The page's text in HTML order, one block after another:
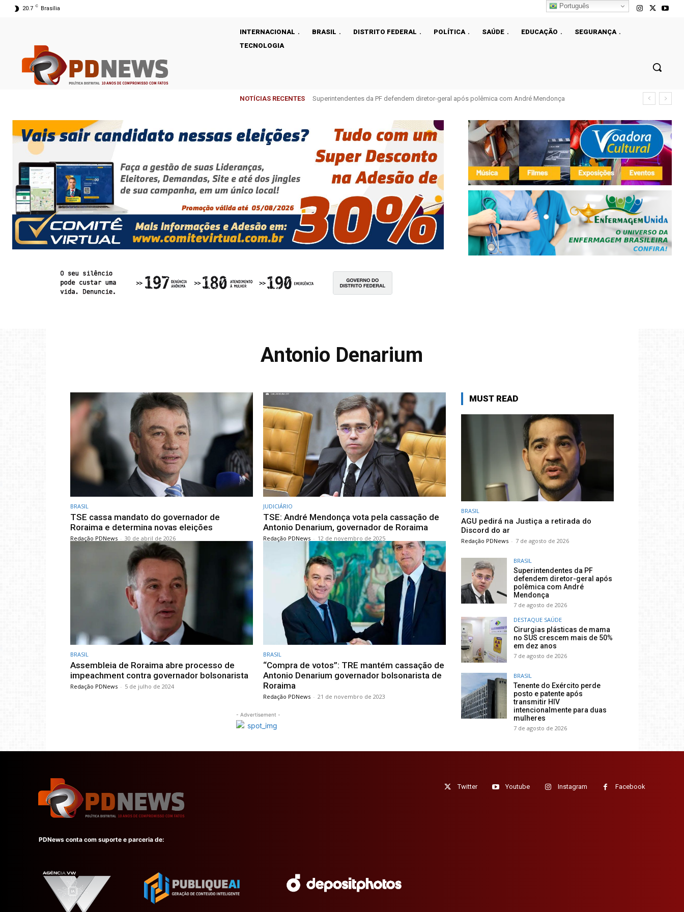
20.7 C Brasília
INTERNACIONAL BRASIL DISTRITO FEDERAL POLÍTICA SAÚDE EDUCAÇÃO
SEGURANÇA
TECNOLOGIA
NOTÍCIAS RECENTES Superintendentes da PF defendem diretor-geral após polêmica com André Mendonça
Antonio Denarium
BRASIL
TSE cassa mandato do governador de
Roraima e determina novas eleições
Redação PDNews - 30 de abril de 2026
JUDICIÁRIO
TSE: André Mendonça vota pela cassação de
Antonio Denarium, governador de Roraima
Redação PDNews - 12 de novembro de 2025
BRASIL
Assembleia de Roraima abre processo de
impeachment contra governador bolsonarista
Redação PDNews - 5 de julho de 2024
BRASIL
“Compra de votos”: TRE mantém cassação de
Antonio Denarium governador bolsonarista de
Roraima
Redação PDNews - 21 de novembro de 2023
- Advertisement -
MUST READ
BRASIL
AGU pedirá na Justiça a retirada do
Discord do ar
Redação PDNews - 7 de agosto de 2026
BRASIL
Superintendentes da PF
defendem diretor-geral após
polêmica com André
Mendonça
7 de agosto de 2026
DESTAQUE SAÚDE
Cirurgias plásticas de mama
no SUS crescem mais de 50%
em dez anos
7 de agosto de 2026
BRASIL
Tenente do Exército perde
posto e patente após
transmitir HIV
intencionalmente para duas
mulheres
7 de agosto de 2026
Twitter Youtube Instagram Facebook
PDNews conta com suporte e parceria de:
Português